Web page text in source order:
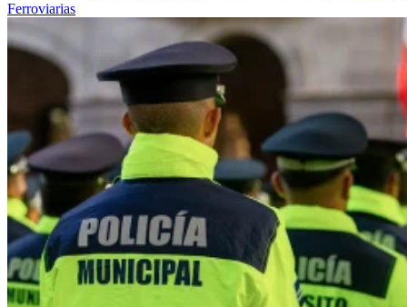
Ferroviarias